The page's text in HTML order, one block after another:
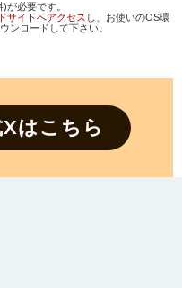
が必要です。
サイトへアクセス し、お使いのOS環
ンロードして下さい。
はこちら